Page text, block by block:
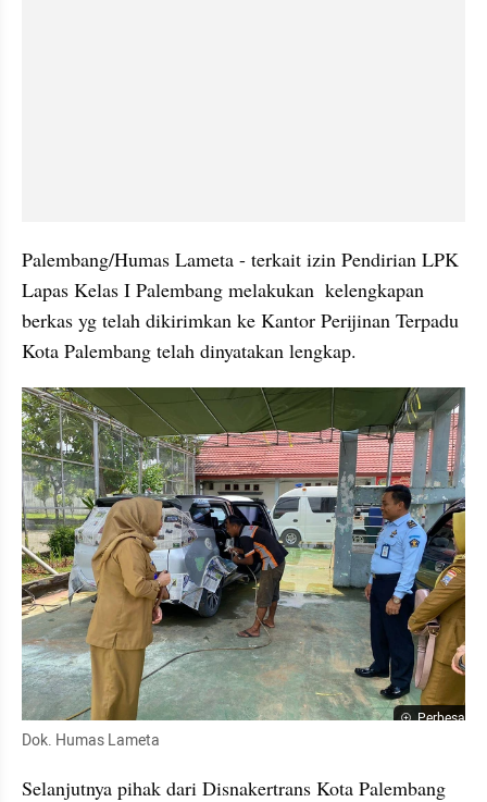
Palembang/Humas Lameta - terkait izin Pendirian LPK
Lapas Kelas I Palembang melakukan  kelengkapan
berkas yg telah dikirimkan ke Kantor Perijinan Terpadu
Kota Palembang telah dinyatakan lengkap.
Perbesar
Dok. Humas Lameta
Selanjutnya pihak dari Disnakertrans Kota Palembang